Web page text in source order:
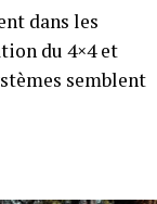
dans les
du 4×4 et
semblent